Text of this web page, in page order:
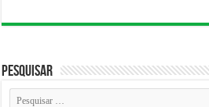
Pesquisar